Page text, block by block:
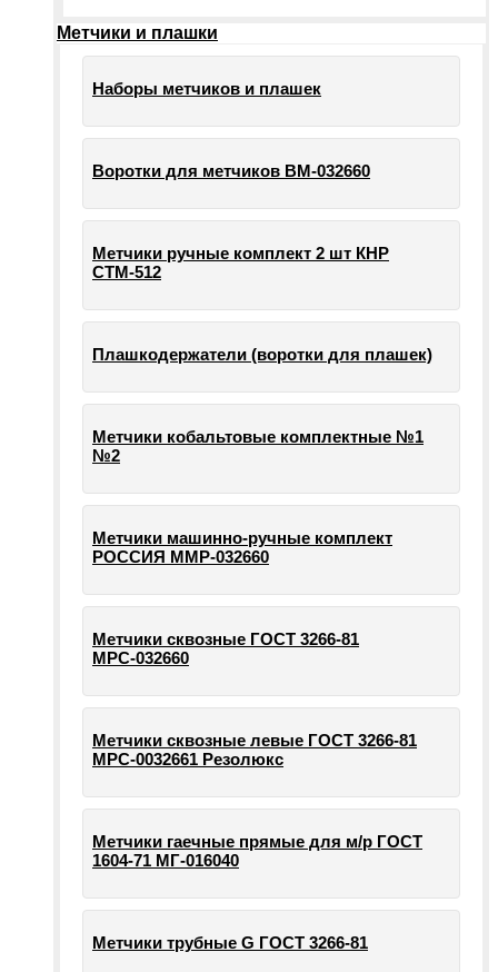
Метчики и плашки
Наборы метчиков и плашек
Воротки для метчиков ВМ-032660
Метчики ручные комплект 2 шт КНР
СТМ-512
Плашкодержатели (воротки для плашек)
Метчики кобальтовые комплектные №1
№2
Метчики машинно-ручные комплект
РОССИЯ ММР-032660
Метчики сквозные ГОСТ 3266-81
МРС-032660
Метчики сквозные левые ГОСТ 3266-81
МРС-0032661 Резолюкс
Метчики гаечные прямые для м/р ГОСТ
1604-71 МГ-016040
Метчики трубные G ГОСТ 3266-81